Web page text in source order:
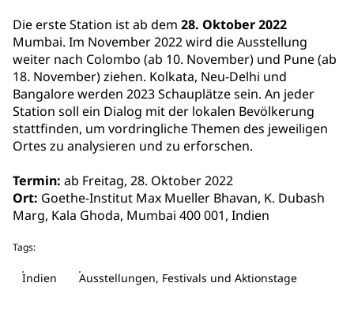
Die erste Station ist ab dem 28. Oktober 2022
Mumbai. Im November 2022 wird die Ausstellung
weiter nach Colombo (ab 10. November) und Pune (ab
18. November) ziehen. Kolkata, Neu-Delhi und
Bangalore werden 2023 Schauplätze sein. An jeder
Station soll ein Dialog mit der lokalen Bevölkerung
stattfinden, um vordringliche Themen des jeweiligen
Ortes zu analysieren und zu erforschen.
Termin: ab Freitag, 28. Oktober 2022
Ort: Goethe-Institut Max Mueller Bhavan, K. Dubash
Marg, Kala Ghoda, Mumbai 400 001, Indien
Tags:
Indien Ausstellungen, Festivals und Aktionstage